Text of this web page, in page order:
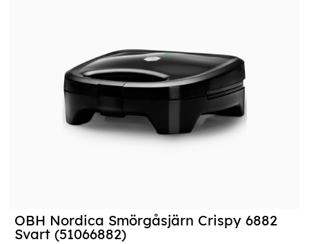
OBH Nordica Smörgåsjärn Crispy 6882
Svart (51066882)